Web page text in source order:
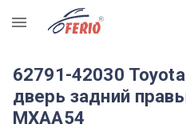
R
62791-42030
дверь задний
MXAA54